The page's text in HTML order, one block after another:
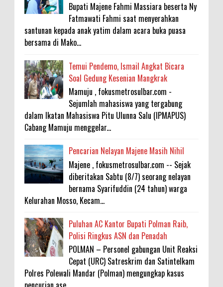
Bupati Majene Fahmi Massiara beserta Ny
Fatmawati Fahmi saat menyerahkan
santunan kepada anak yatim dalam acara buka puasa
bersama di Mako...
Temui Pendemo, Ismail Angkat Bicara
Soal Gedung Kesenian Mangkrak
Mamuju , fokusmetrosulbar.com -
Sejumlah mahasiswa yang tergabung
dalam Ikatan Mahasiswa Pitu Ulunna Salu (IPMAPUS)
Cabang Mamuju menggelar...
Pencarian Nelayan Majene Masih Nihil
Majene , fokusmetrosulbar.com -- Sejak
diberitakan Sabtu (8/7) seorang nelayan
bernama Syarifuddin (24 tahun) warga
Kelurahan Mosso, Kecam...
Puluhan AC Kantor Bupati Polman Raib,
Polisi Ringkus ASN dan Penadah
POLMAN – Personel gabungan Unit Reaksi
Cepat (URC) Satreskrim dan Satintelkam
Polres Polewali Mandar (Polman) mengungkap kasus